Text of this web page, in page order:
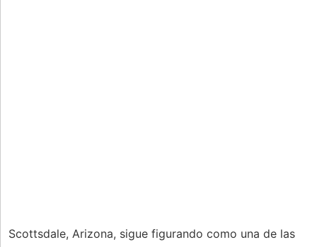
Scottsdale, Arizona, sigue figurando como una de las